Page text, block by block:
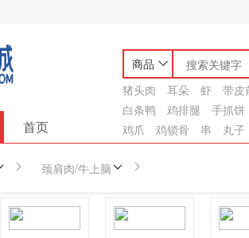
商品
猪头肉
耳朵 虾
带皮
白条鸭
鸡排腿
手抓饼
鸡爪
鸡锁骨 串 丸子
首页
颈肩肉/牛上脑